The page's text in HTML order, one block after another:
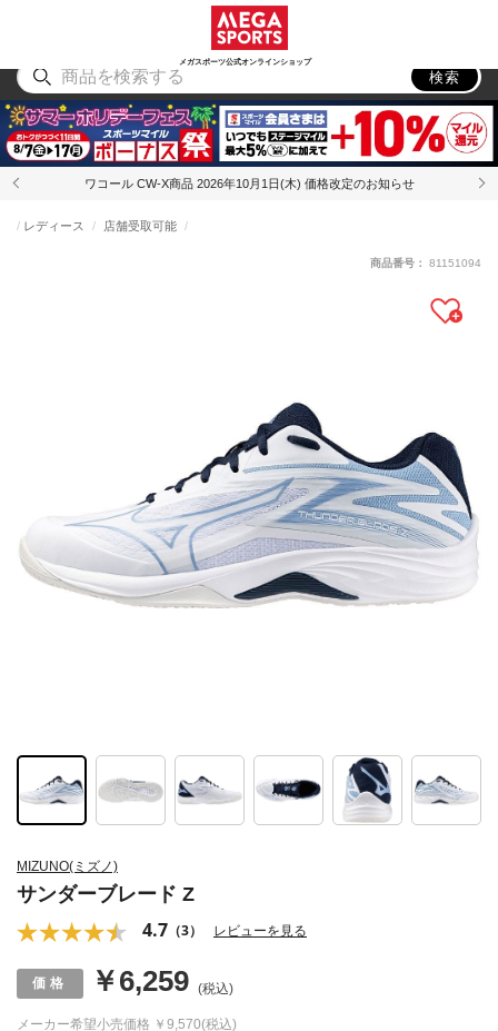
メガスポーツ公式オンラインショップ
アウトドア
検索
ワコール CW-X商品 2026年10月1日(木) 価格改定のお知らせ
MIZUNO(ミズノ)
サンダーブレード Z
4.7 （3） レビューを見る
レディース 店舗受取可能
メーカー希望小売価格 ￥9,570(税込)
￥6,259 (税込)
商品番号： 81151094